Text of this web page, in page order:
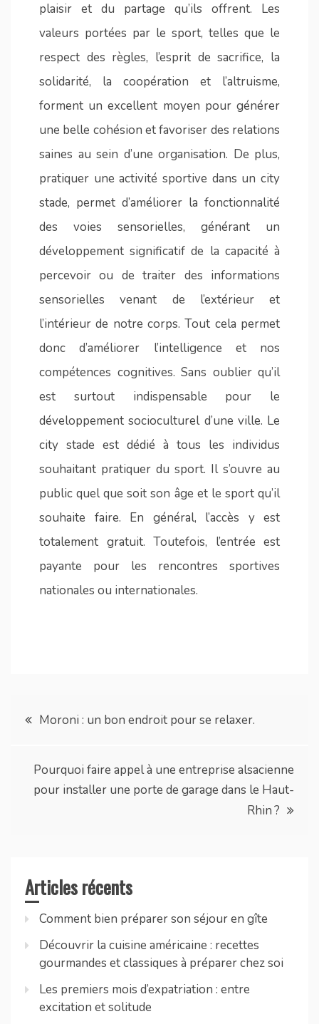
plaisir et du partage qu’ils offrent. Les
valeurs portées par le sport, telles que le
respect des règles, l’esprit de sacrifice, la
solidarité, la coopération et l’altruisme,
forment un excellent moyen pour générer
une belle cohésion et favoriser des relations
saines au sein d’une organisation. De plus,
pratiquer une activité sportive dans un city
stade, permet d’améliorer la fonctionnalité
des voies sensorielles, générant un
développement significatif de la capacité à
percevoir ou de traiter des informations
sensorielles venant de l’extérieur et
l’intérieur de notre corps. Tout cela permet
donc d’améliorer l’intelligence et nos
compétences cognitives. Sans oublier qu’il
est surtout indispensable pour le
développement socioculturel d’une ville. Le
city stade est dédié à tous les individus
souhaitant pratiquer du sport. Il s’ouvre au
public quel que soit son âge et le sport qu’il
souhaite faire. En général, l’accès y est
totalement gratuit. Toutefois, l’entrée est
payante pour les rencontres sportives
nationales ou internationales.
Navigation
l’article
Moroni : un bon endroit pour se relaxer.
Pourquoi faire appel à une entreprise alsacienne
pour installer une porte de garage dans le Haut-
Rhin ?
Articles récents
Comment bien préparer son séjour en gîte
Découvrir la cuisine américaine : recettes
gourmandes et classiques à préparer chez soi
Les premiers mois d’expatriation : entre
excitation et solitude